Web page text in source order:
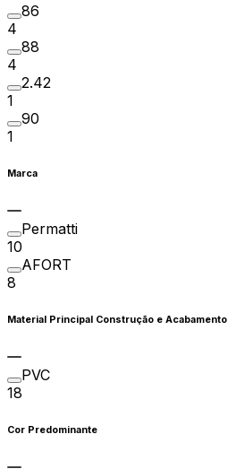
86
4
88
4
2.42
1
90
1
Marca
Permatti
10
AFORT
8
Material Principal Construção e Acabamento
PVC
18
Cor Predominante